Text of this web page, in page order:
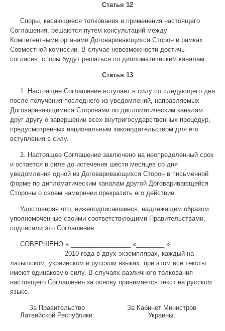
Статья 12
Споры, касающиеся толкования и применения настоящего
Соглашения, решаются путем консультаций между
Компетентными органами Договаривающихся Сторон в рамках
Совместной комиссии. В случае невозможности достичь
согласия, споры будут решаться по дипломатическим каналам.
Статья 13
1. Настоящее Соглашение вступает в силу со следующего дня
после получения последнего из уведомлений, направляемых
Договаривающимися Сторонами по дипломатическим каналам
друг другу о завершении всех внутригосударственных процедур,
предусмотренных национальным законодательством для его
вступления в силу.
2. Настоящее Соглашение заключено на неопределенный срок
и остается в силе до истечения шести месяцев со дня
уведомления одной из Договаривающихся Сторон в письменной
форме по дипломатическим каналам другой Договаривающейся
Стороны о своем намерении прекратить его действие.
Удостоверяя что, нижеподписавшиеся, надлежащим образом
уполномоченные своими соответствующими Правительствами,
подписали это Соглашение.
СОВЕРШЕНО в _________________ «________ »
_______________ 2010 года в двух экземплярах, каждый на
латышском, украинском и русском языках, при этом все тексты
имеют одинаковую силу. В случаях различного толкования
настоящего Соглашения за основу принимается текст на русском
языке.
За Правительство
Латвийской Республики:
За Кабинет Министров
Украины: